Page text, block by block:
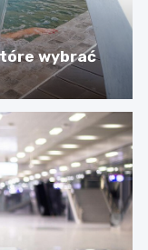
wybrać